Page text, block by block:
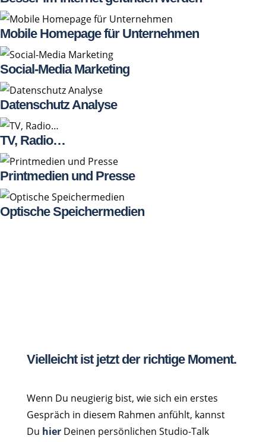
Mobile Homepage für Unternehmen
Social-Media Marketing
Datenschutz Analyse
TV, Radio…
Printmedien und Presse
Optische Speichermedien
Vielleicht ist jetzt der richtige Moment.
Wenn Du neugierig bist, wie sich ein erstes
Gespräch in diesem Rahmen anfühlt, kannst
Du hierDeinen persönlichen Studio-Talk